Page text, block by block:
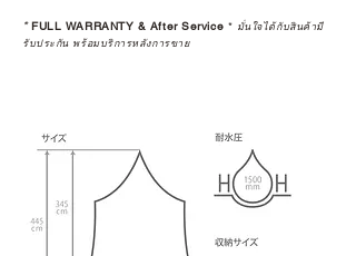
*FULL WARRANTY & After Service * มั่นใจได้กับสินค้ามี
รับประกัน พร้อมบริการหลังการขาย